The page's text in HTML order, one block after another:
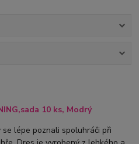
10 ks, Modrý
lépe poznali spoluhráči při